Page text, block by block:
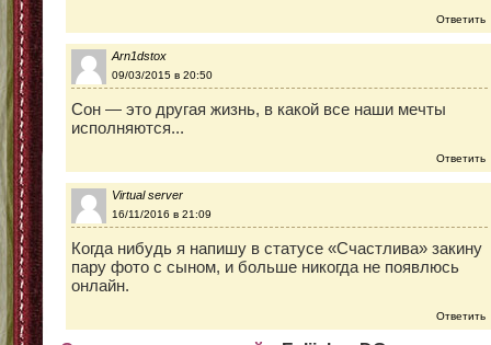
Ответить
Arn1dstox
09/03/2015 в 20:50
Сон — это другая жизнь, в какой все наши мечты
исполняются...
Ответить
Virtual server
16/11/2016 в 21:09
Когда нибудь я напишу в статусе «Счастлива» закину
пару фото с сыном, и больше никогда не появлюсь
онлайн.
Ответить